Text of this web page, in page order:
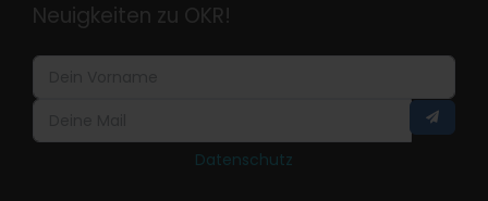
Neuigkeiten zu OKR!
Datenschutz